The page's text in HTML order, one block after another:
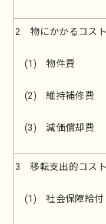
2 物にかかる
(1) 物
(2) 維持
(3) 減価
3 移転支出的
(1) 社会保